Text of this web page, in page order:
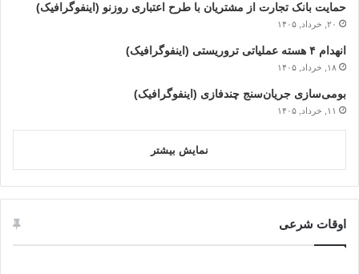
حمایت بانک تجارت از مشتریان با طرح اعتباری روزنو (اینفوگرافیک)
۲۰, خرداد, ۱۴۰۵
انهدام ۴ هسته عملیاتی تروریستی (اینفوگرافیک)
۱۸, خرداد, ۱۴۰۵
بومی‌سازی جریان‌سنج چندفازی (اینفوگرافیک)
۱۱, خرداد, ۱۴۰۵
نمایش بیشتر
اوقات شرعی